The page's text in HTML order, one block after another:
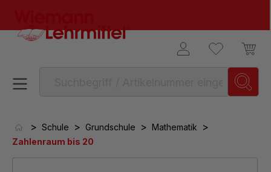
> Schule > Grundschule > Mathematik >
Zahlenraum bis 20